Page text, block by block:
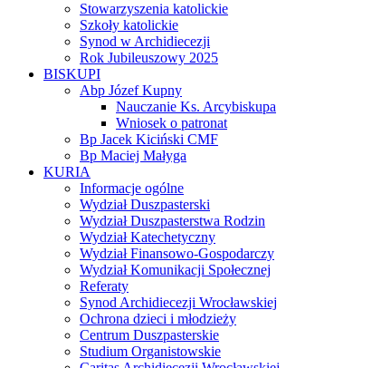
Stowarzyszenia katolickie
Szkoły katolickie
Synod w Archidiecezji
Rok Jubileuszowy 2025
BISKUPI
Abp Józef Kupny
Nauczanie Ks. Arcybiskupa
Wniosek o patronat
Bp Jacek Kiciński CMF
Bp Maciej Małyga
KURIA
Informacje ogólne
Wydział Duszpasterski
Wydział Duszpasterstwa Rodzin
Wydział Katechetyczny
Wydział Finansowo-Gospodarczy
Wydział Komunikacji Społecznej
Referaty
Synod Archidiecezji Wrocławskiej
Ochrona dzieci i młodzieży
Centrum Duszpasterskie
Studium Organistowskie